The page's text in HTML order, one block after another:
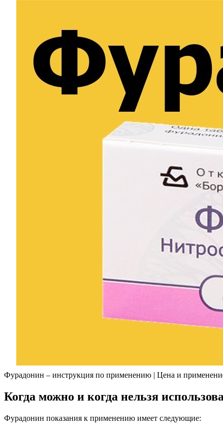
Фурадонин – инструкция по применению | Цена и
Когда можно и когда нельзя
Фурадонин показания к применению имеет следующие: